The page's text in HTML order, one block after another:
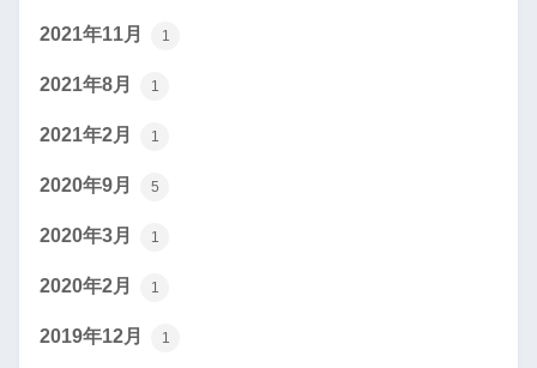
2021年11月 1
2021年8月 1
2021年2月 1
2020年9月 5
2020年3月 1
2020年2月 1
2019年12月 1